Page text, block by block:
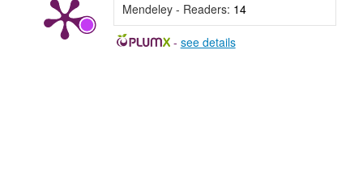
Mendeley - Readers: 14
- see details